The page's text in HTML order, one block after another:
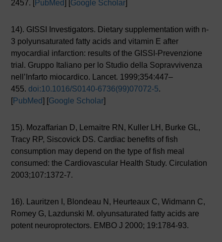
2457. [ PubMed Google Scholar
14). GISSI Investigators. Dietary supplementation with n-
3 polyunsaturated fatty acids and vitamin E after
myocardial infarction: results of the GISSI-Prevenzione
trial. Gruppo Italiano per lo Studio della Sopravvivenza
nell’Infarto miocardico. Lancet. 1999;354:447–
455. doi:10.1016/S0140-6736(99)07072-5.
[PubMed] [Google Scholar]
15). Mozaffarian D, Lemaitre RN, Kuller LH, Burke GL,
Tracy RP, Siscovick DS. Cardiac benefits of fish
consumption may depend on the type of fish meal
consumed: the Cardiovascular Health Study. Circulation
2003;107:1372-7.
16). Lauritzen I, Blondeau N, Heurteaux C, Widmann C,
Romey G, Lazdunski M. olyunsaturated fatty acids are
potent neuroprotectors. EMBO J 2000; 19:1784-93.